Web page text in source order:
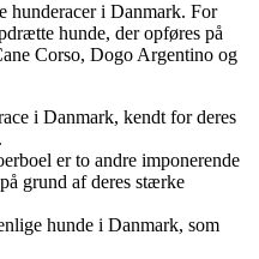
hunderacer i Danmark. For
hunde, der opføres på
Corso, Dogo Argentino og
i Danmark, kendt for deres
er to andre imponerende
grund af deres stærke
hunde i Danmark, som